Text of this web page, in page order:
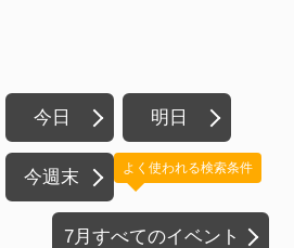
今日 明日
今週末
7月すべてのイベント
よく使われる検索条件